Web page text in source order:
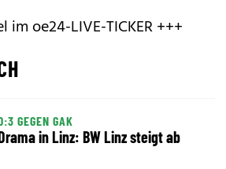
im oe24-LIVE-TICKER +++
GEGEN GAK
in Linz: BW Linz steigt ab